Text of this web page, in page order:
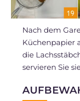
Nach dem
Küchenpapier
die
servieren Sie